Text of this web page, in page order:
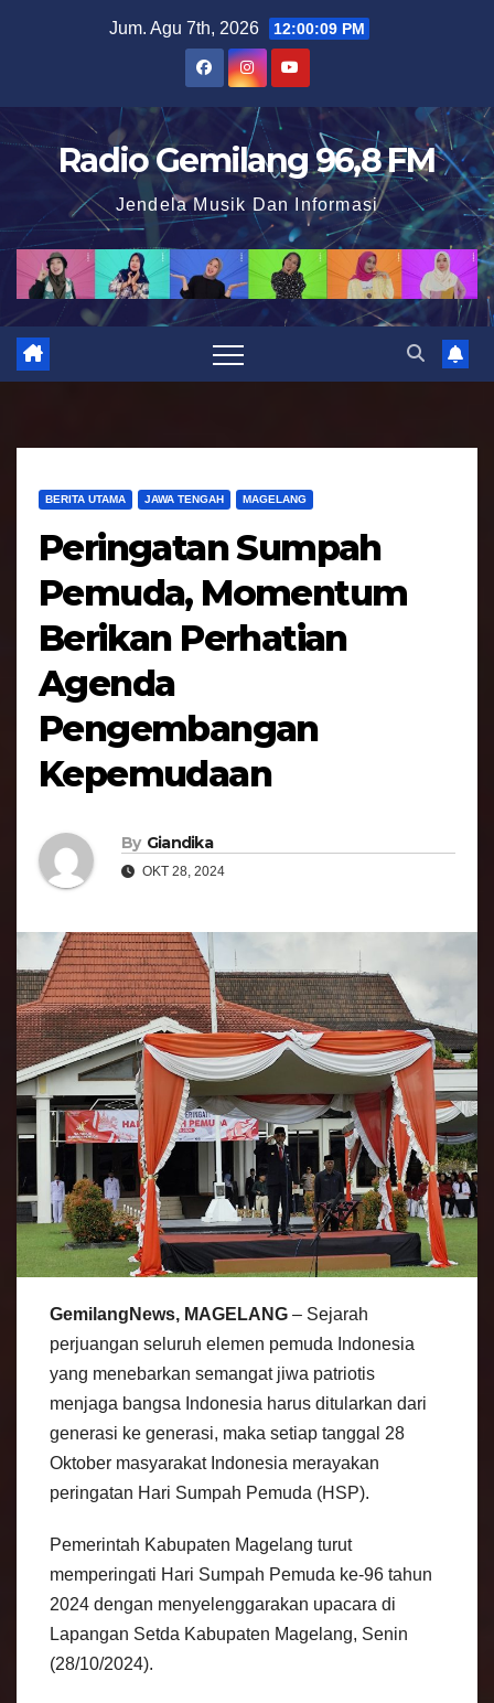
t
o
n
Jum. Agu 7th, 2026 12:00:10 PM
Radio Gemilang 96,8 FM
Jendela Musik Dan Informasi
BERITA UTAMA JAWA TENGAH MAGELANG
Peringatan Sumpah
Pemuda, Momentum
Berikan Perhatian
Agenda
Pengembangan
Kepemudaan
By Giandika
OKT 28, 2024
GemilangNews, MAGELANG – Sejarah
perjuangan seluruh elemen pemuda Indonesia
yang menebarkan semangat jiwa patriotis
menjaga bangsa Indonesia harus ditularkan dari
generasi ke generasi, maka setiap tanggal 28
Oktober masyarakat Indonesia merayakan
peringatan Hari Sumpah Pemuda (HSP).
Pemerintah Kabupaten Magelang turut
memperingati Hari Sumpah Pemuda ke-96 tahun
2024 dengan menyelenggarakan upacara di
Lapangan Setda Kabupaten Magelang, Senin
(28/10/2024).